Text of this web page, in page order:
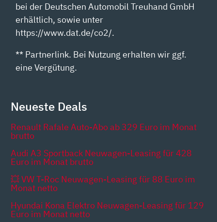
bei der Deutschen Automobil Treuhand GmbH
erhältlich, sowie unter
https://www.dat.de/co2/.
** Partnerlink. Bei Nutzung erhalten wir ggf.
eine Vergütung.
Neueste Deals
Renault Rafale Auto-Abo ab 329 Euro im Monat
brutto
Audi A3 Sportback Neuwagen-Leasing für 428
Euro im Monat brutto
💥 VW T-Roc Neuwagen-Leasing für 88 Euro im
Monat netto
Hyundai Kona Elektro Neuwagen-Leasing für 129
Euro im Monat netto